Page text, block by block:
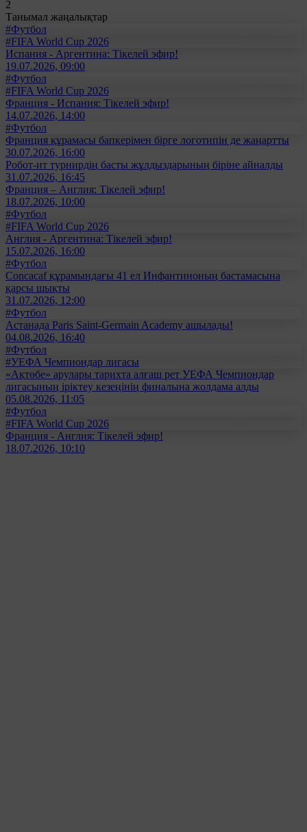
2
Танымал жаңалықтар
#Футбол
#FIFA World Cup 2026
Испания - Аргентина: Тікелей эфир!
19.07.2026, 09:00
#Футбол
#FIFA World Cup 2026
Франция - Испания: Тікелей эфир!
14.07.2026, 14:00
#Футбол
Франция құрамасы бапкерімен бірге логотипін де жаңартты
30.07.2026, 16:00
Робот-ит турнирдің басты жұлдыздарының біріне айналды
31.07.2026, 16:45
Франция – Англия: Тікелей эфир!
18.07.2026, 10:00
#Футбол
#FIFA World Cup 2026
Англия - Аргентина: Тікелей эфир!
15.07.2026, 16:00
#Футбол
Concacaf құрамындағы 41 ел Инфантиноның бастамасына
қарсы шықты
31.07.2026, 12:00
#Футбол
Астанада Paris Saint-Germain Academy ашылады!
04.08.2026, 16:40
#Футбол
#УЕФА Чемпиондар лигасы
«Ақтөбе» арулары тарихта алғаш рет УЕФА Чемпиондар
лигасының іріктеу кезеңінің финалына жолдама алды
05.08.2026, 11:05
#Футбол
#FIFA World Cup 2026
Франция - Англия: Тікелей эфир!
18.07.2026, 10:10